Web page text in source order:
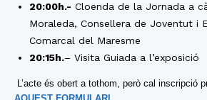
20:00h.- Cloenda de la Jornada a
Moraleda, Consellera de Joventut i
Comarcal del Maresme
20:15h.– Visita Guiada a l’exposició
L’acte és obert a tothom, però cal inscripció